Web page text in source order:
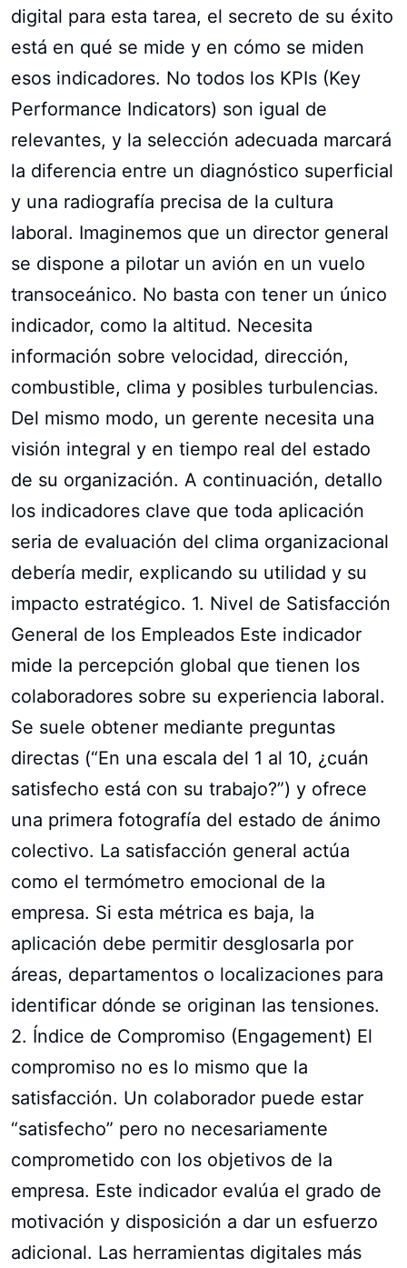
digital para esta tarea, el secreto de su éxito
está en qué se mide y en cómo se miden
esos indicadores. No todos los KPIs (Key
Performance Indicators) son igual de
relevantes, y la selección adecuada marcará
la diferencia entre un diagnóstico superficial
y una radiografía precisa de la cultura
laboral. Imaginemos que un director general
se dispone a pilotar un avión en un vuelo
transoceánico. No basta con tener un único
indicador, como la altitud. Necesita
información sobre velocidad, dirección,
combustible, clima y posibles turbulencias.
Del mismo modo, un gerente necesita una
visión integral y en tiempo real del estado
de su organización. A continuación, detallo
los indicadores clave que toda aplicación
seria de evaluación del clima organizacional
debería medir, explicando su utilidad y su
impacto estratégico. 1. Nivel de Satisfacción
General de los Empleados Este indicador
mide la percepción global que tienen los
colaboradores sobre su experiencia laboral.
Se suele obtener mediante preguntas
directas (“En una escala del 1 al 10, ¿cuán
satisfecho está con su trabajo?”) y ofrece
una primera fotografía del estado de ánimo
colectivo. La satisfacción general actúa
como el termómetro emocional de la
empresa. Si esta métrica es baja, la
aplicación debe permitir desglosarla por
áreas, departamentos o localizaciones para
identificar dónde se originan las tensiones.
2. Índice de Compromiso (Engagement) El
compromiso no es lo mismo que la
satisfacción. Un colaborador puede estar
“satisfecho” pero no necesariamente
comprometido con los objetivos de la
empresa. Este indicador evalúa el grado de
motivación y disposición a dar un esfuerzo
adicional. Las herramientas digitales más